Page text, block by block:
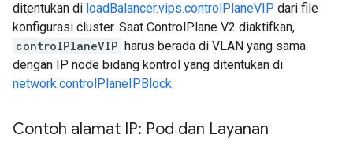
ditentukan di loadBalancer.vips.controlPlaneVIP dari file
konfigurasi cluster. Saat ControlPlane V2 diaktifkan,
controlPlaneVIP harus berada di VLAN yang sama
dengan IP node bidang kontrol yang ditentukan di
network.controlPlaneIPBlock.
Contoh alamat IP: Pod dan Layanan